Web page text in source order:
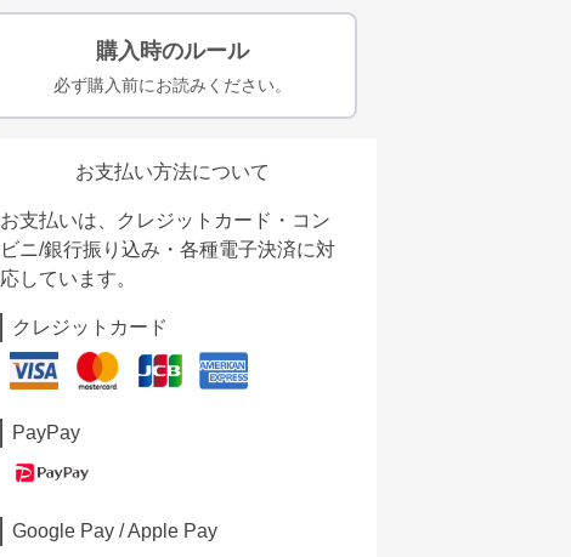
購入時のルール
必ず購入前にお読みください。
お支払い方法について
お支払いは、クレジットカード・コン
ビニ/銀行振り込み・各種電子決済に対
応しています。
クレジットカード
PayPay
Google Pay / Apple Pay